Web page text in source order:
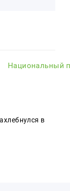
Национальный
в